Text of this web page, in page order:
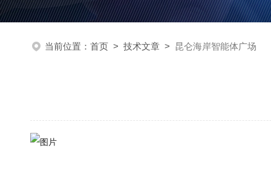
当前位置： 首页 > 技术文章 > 昆仑海岸智能体广场